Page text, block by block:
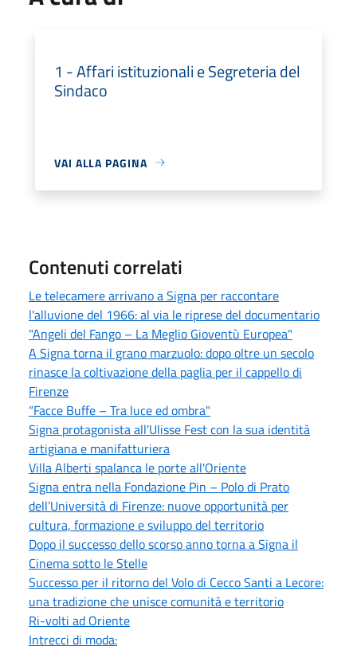
1 - Affari istituzionali e Segreteria del
Sindaco
VAI ALLA PAGINA
Contenuti correlati
Le telecamere arrivano a Signa per raccontare
l'alluvione del 1966: al via le riprese del documentario
"Angeli del Fango – La Meglio Gioventù Europea"
A Signa torna il grano marzuolo: dopo oltre un secolo
rinasce la coltivazione della paglia per il cappello di
Firenze
“Facce Buffe – Tra luce ed ombra"
Signa protagonista all’Ulisse Fest con la sua identità
artigiana e manifatturiera
Villa Alberti spalanca le porte all'Oriente
Signa entra nella Fondazione Pin – Polo di Prato
dell’Università di Firenze: nuove opportunità per
cultura, formazione e sviluppo del territorio
Dopo il successo dello scorso anno torna a Signa il
Cinema sotto le Stelle
Successo per il ritorno del Volo di Cecco Santi a Lecore:
una tradizione che unisce comunità e territorio
Ri-volti ad Oriente
Intrecci di moda: